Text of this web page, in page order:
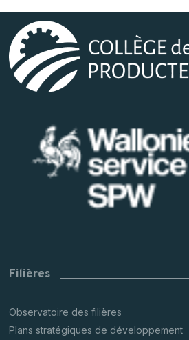
Filières
Observatoire des filières
Plans stratégiques de développement